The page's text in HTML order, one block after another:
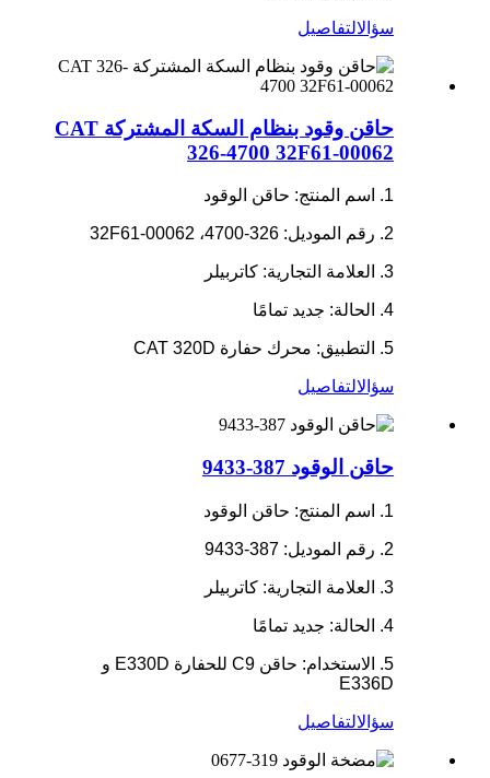
سؤالالتفاصيل
حاقن وقود بنظام السكة المشتركة CAT
326-4700 32F61-00062
1. اسم المنتج: حاقن الوقود
2. رقم الموديل: 326-4700، 32F61-00062
3. العلامة التجارية: كاتربيلر
4. الحالة: جديد تمامًا
5. التطبيق: محرك حفارة CAT 320D
سؤالالتفاصيل
حاقن الوقود 387-9433
1. اسم المنتج: حاقن الوقود
2. رقم الموديل: 387-9433
3. العلامة التجارية: كاتربيلر
4. الحالة: جديد تمامًا
5. الاستخدام: حاقن C9 للحفارة E330D و
E336D
سؤالالتفاصيل